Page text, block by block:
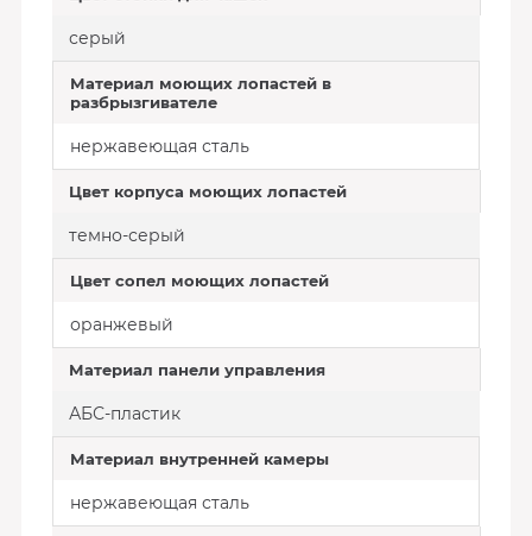
серый
Материал моющих лопастей в
разбрызгивателе
нержавеющая сталь
Цвет корпуса моющих лопастей
темно-серый
Цвет сопел моющих лопастей
оранжевый
Материал панели управления
АБС-пластик
Материал внутренней камеры
нержавеющая сталь